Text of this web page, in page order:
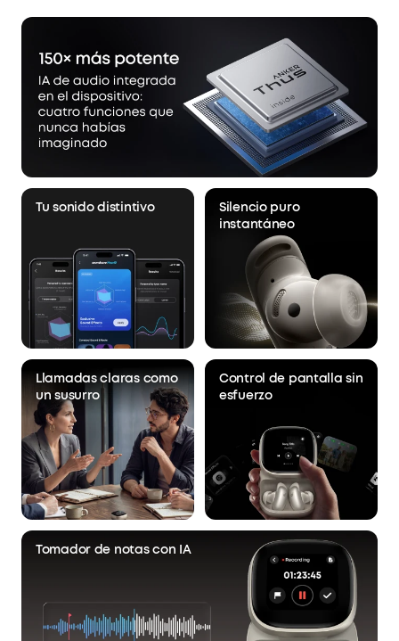
chip de IA Thus™, los auriculares procesan más
de 384 000 señales de ruido por segundo,
aislándote del ruido.
Tu sonido personalizado:HearID 5.0, con
ecualizador personalizado y un optimizador de
audio con IA, te ofrece un sonido ajustado con
precisión a tus oídos. Se acabaron las
limitaciones del audio genérico y estándar.
Tu sonido distintivo
Silencio puro
instantáneo
Llamadas claras como
un susurro
Control de pantalla sin
esfuerzo
Tomador de notas con IA